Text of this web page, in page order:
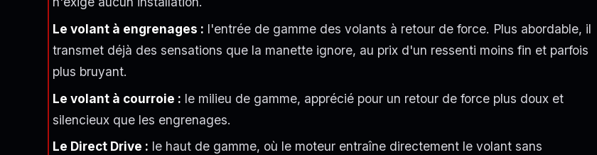
Le volant à engrenages : l'entrée de gamme des volants à retour de force. Plus abordable, il
transmet déjà des sensations que la manette ignore, au prix d'un ressenti moins fin et parfois
plus bruyant.
Le volant à courroie : le milieu de gamme, apprécié pour un retour de force plus doux et
silencieux que les engrenages.
Le Direct Drive : le haut de gamme, où le moteur entraîne directement le volant sans